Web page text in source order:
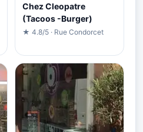
Chez Cleopatre
(Tacoos -Burger)
★ 4.8/5 · Rue Condorcet